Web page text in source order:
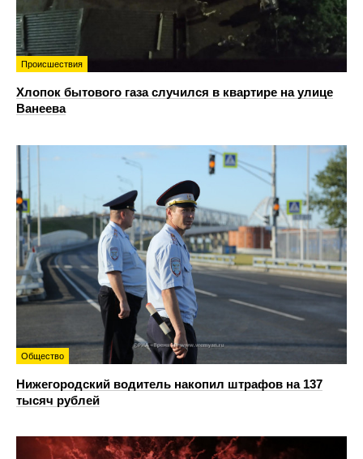
Происшествия
Хлопок бытового газа случился в квартире на улице
Ванеева
Общество
Нижегородский водитель накопил штрафов на 137
тысяч рублей